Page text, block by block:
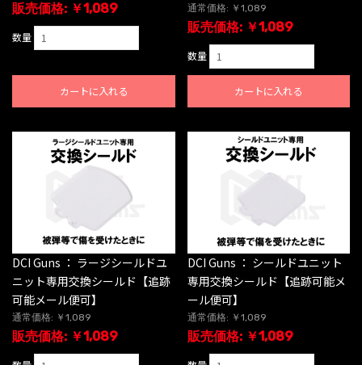
販売価格: ￥1,089
数量
カートに入れる
通常価格: ￥1,089
販売価格: ￥1,089
数量
カートに入れる
DCI Guns ： ラージシールドユ
ニット専用交換シールド【追跡
可能メール便可】
通常価格: ￥1,089
販売価格: ￥1,089
DCI Guns ： シールドユニット
専用交換シールド【追跡可能メ
ール便可】
通常価格: ￥1,089
販売価格: ￥1,089